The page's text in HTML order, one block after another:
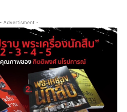
- Advertisment -